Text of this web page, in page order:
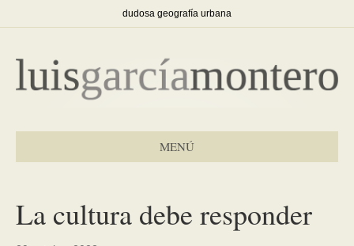
dudosa geografía urbana
MENÚ
La cultura debe responder